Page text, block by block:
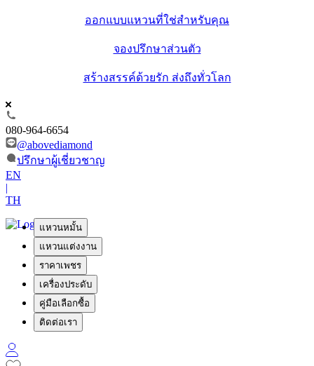
ออกแบบแหวนที่ใช่สำหรับคุณ
จองปรึกษาส่วนตัว
สร้างสรรค์ด้วยรัก ส่งถึงทั่วโลก
080-964-6654
@abovediamond
ปรึกษาผู้เชี่ยวชาญ
EN
|
TH
แหวนหมั้น
แหวนแต่งงาน
ราคาเพชร
เครื่องประดับ
คู่มือเลือกซื้อ
ติดต่อเรา